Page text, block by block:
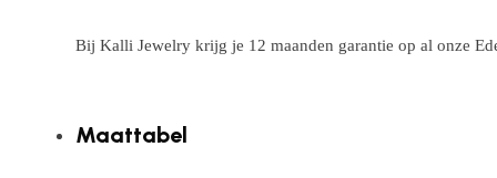
Bij Kalli Jewelry krijg je 12 maanden garantie op al onze
Maattabel